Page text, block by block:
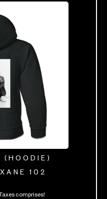
(HOODIE)
102
Taxes comprises!